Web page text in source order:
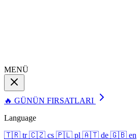
MENÜ
🔥 GÜNÜN FIRSATLARI
Language
🇹🇷 tr 🇨🇿 cs 🇵🇱 pl 🇦🇹 de 🇬🇧 en